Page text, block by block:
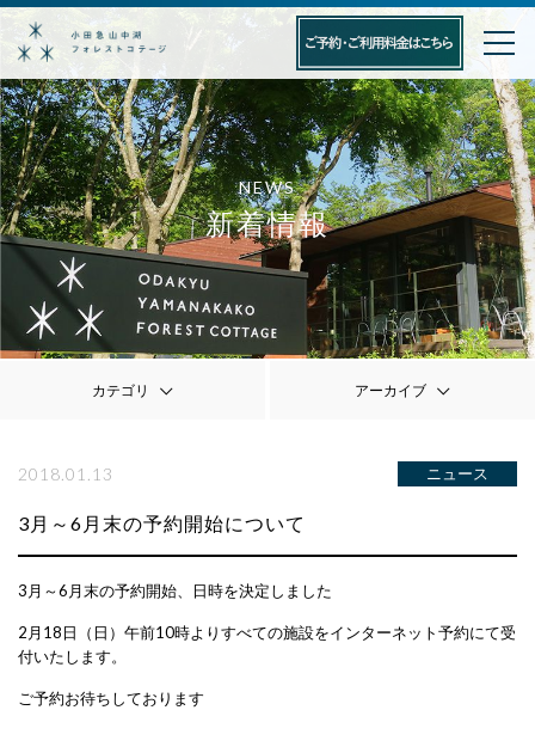
NEWS
新着情報
カテゴリ アーカイブ
2018.01.13 ニュース
3月～6月末の予約開始について
3月～6月末の予約開始、日時を決定しました
2月18日（日）午前10時よりすべての施設をインターネット予約にて受
付いたします。
ご予約お待ちしております